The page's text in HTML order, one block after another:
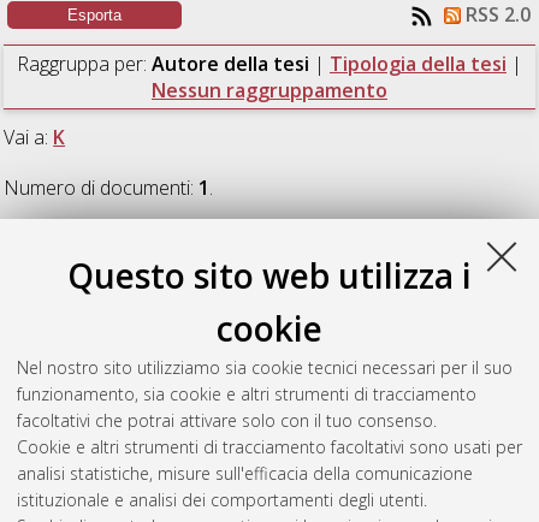
Questo sito web utilizza i
cookie
Nel nostro sito utilizziamo sia cookie tecnici necessari per il suo
funzionamento, sia cookie e altri strumenti di tracciamento
facoltativi che potrai attivare solo con il tuo consenso.
Cookie e altri strumenti di tracciamento facoltativi sono usati per
analisi statistiche, misure sull'efficacia della comunicazione
istituzionale e analisi dei comportamenti degli utenti.
RSS 2.0
Raggruppa per: Autore della tesi | Tipologia della tesi |
Nessun raggruppamento
Vai a: K
Numero di documenti: 1.
(2024)Analisi e Ottimizzazione
Italia S.p.A.[Laurea magistrale], Università di Bologna, Corso
di Studio inIngegneria chimica e di processo [LM-DM270]
Documento full-text non disponibile
Questa lista e' stata generata ilThu Aug 6 12:10:45 2026